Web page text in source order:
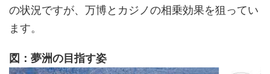
の状況ですが、万博とカジノの相乗効果を狙ってい
ます。
図：夢洲の目指す姿